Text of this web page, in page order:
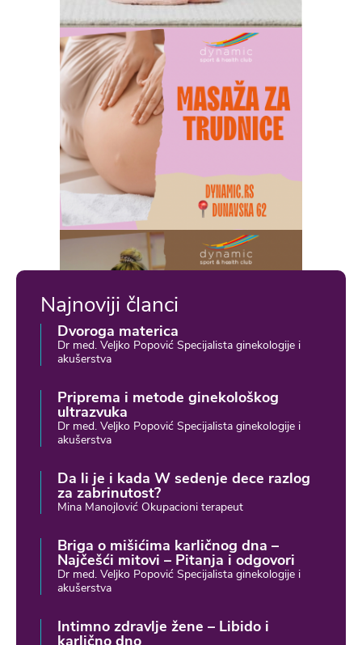
Najnoviji članci
Dvoroga materica
Dr med. Veljko Popović Specijalista ginekologije i
akušerstva
Priprema i metode ginekološkog
ultrazvuka
Dr med. Veljko Popović Specijalista ginekologije i
akušerstva
Da li je i kada W sedenje dece razlog
za zabrinutost?
Mina Manojlović Okupacioni terapeut
Briga o mišićima karličnog dna –
Najčešći mitovi – Pitanja i odgovori
Dr med. Veljko Popović Specijalista ginekologije i
akušerstva
Intimno zdravlje žene – Libido i
karlično dno